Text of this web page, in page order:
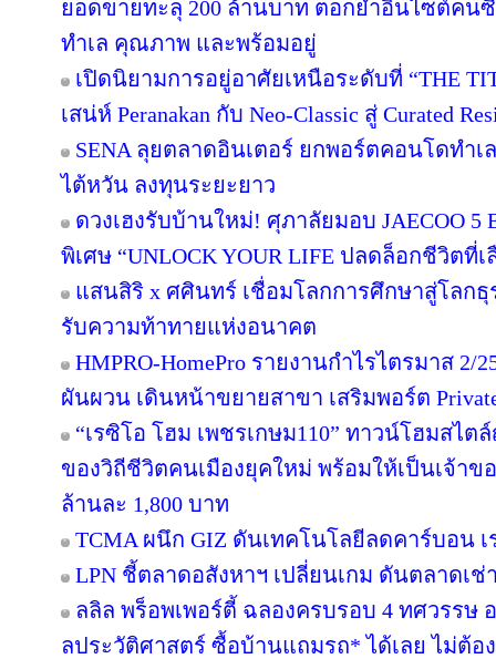
ยอดขายทะลุ 200 ล้านบาท ตอกย้ำอินไซต์คน
ทำเล คุณภาพ และพร้อมอยู่
เปิดนิยามการอยู่อาศัยเหนือระดับที่ “THE
เสน่ห์ Peranakan กับ Neo-Classic สู่ Curated
SENA ลุยตลาดอินเตอร์ ยกพอร์ตคอนโดทำเ
ไต้หวัน ลงทุนระยะยาว
ดวงเฮงรับบ้านใหม่! ศุภาลัยมอบ JAECOO
พิเศษ “UNLOCK YOUR LIFE ปลดล็อกชีวิตที่เ
แสนสิริ x ศศินทร์ เชื่อมโลกการศึกษาสู่โลกธุ
รับความท้าทายแห่งอนาคต
HMPRO-HomePro รายงานกำไรไตรมาส 2/
ผันผวน เดินหน้าขยายสาขา เสริมพอร์ต
“เรซิโอ โฮม เพชรเกษม110” ทาวน์โฮมสไ
ของวิถีชีวิตคนเมืองยุคใหม่ พร้อมให้เป็นเจ้าข
ล้านละ 1,800 บาท
TCMA ผนึก GIZ ดันเทคโนโลยีลดคาร์บอน เ
LPN ชี้ตลาดอสังหาฯ เปลี่ยนเกม ดันตลาดเ
ลลิล พร็อพเพอร์ตี้ ฉลองครบรอบ 4 ทศวรรษ
ลประวัติศาสตร์ ซื้อบ้านแถมรถ* ได้เลย ไม่ต้อ